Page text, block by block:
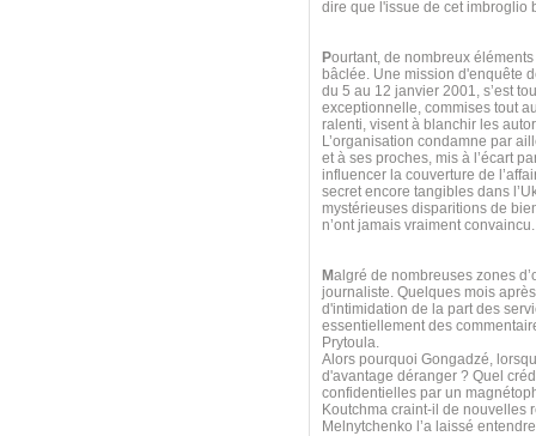
dire que l'issue de cet imbroglio
Pourtant, de nombreux
bâclée. Une mission d'enquête
du 5 au 12 janvier 2001, s’est
exceptionnelle, commises tout
ralenti, visent à blanchir les
L’organisation condamne par
et à ses proches, mis à l’écart
influencer la couverture de
secret encore tangibles dans
mystérieuses disparitions de
n’ont jamais vraiment convaincu.
Malgré de nombreuses zones
journaliste. Quelques mois
d'intimidation de la part des
essentiellement des
Prytoula.
Alors pourquoi Gongadzé,
d'avantage déranger ? Quel
confidentielles par un
Koutchma craint-il de nouvelles
Melnytchenko l’a laissé